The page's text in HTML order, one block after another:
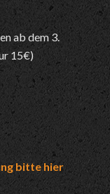
ab dem 3.
15€)
bitte hier